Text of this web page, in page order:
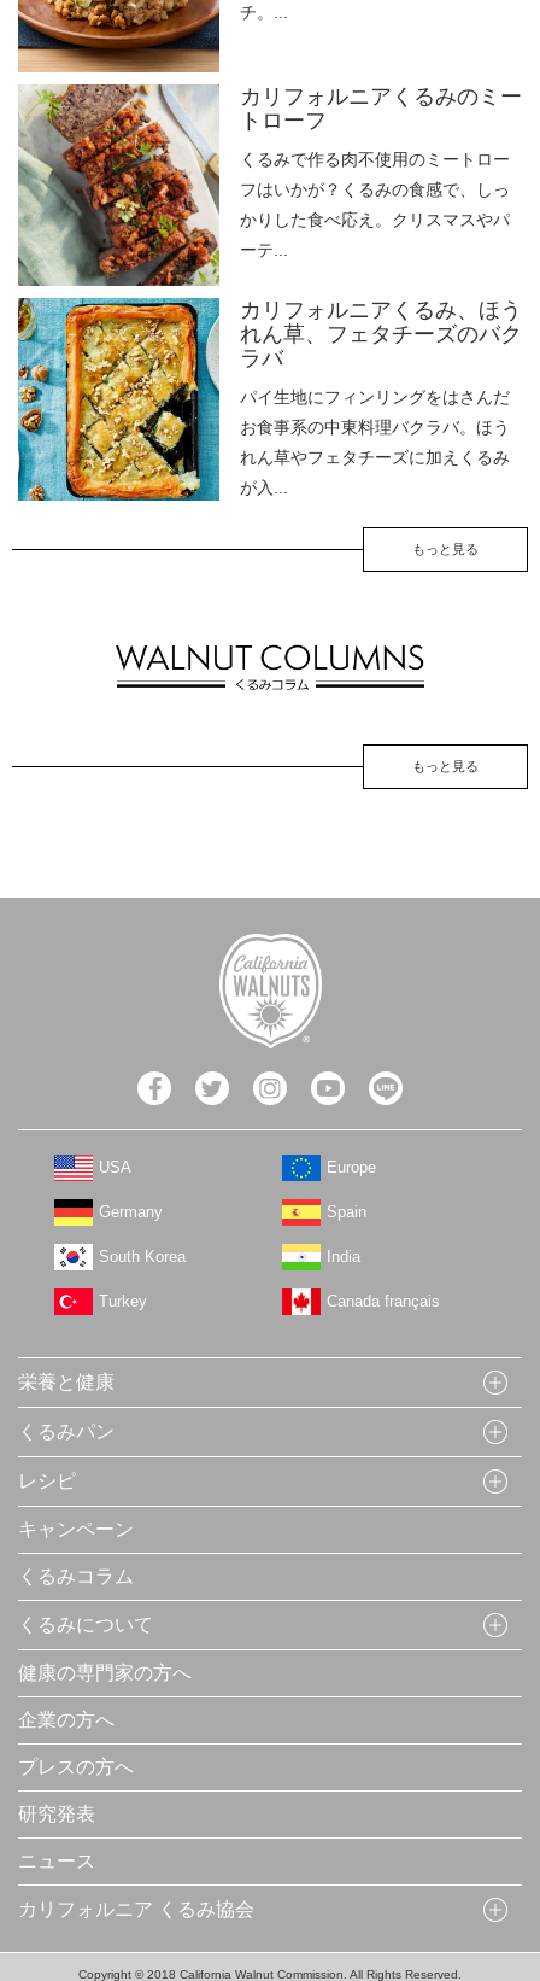
チ。...
カリフォルニアくるみのミー
トローフ
くるみで作る肉不使用のミートロー
フはいかが？くるみの食感で、しっ
かりした食べ応え。クリスマスやパ
ーテ...
カリフォルニアくるみ、ほう
れん草、フェタチーズのバク
ラバ
パイ生地にフィンリングをはさんだ
お食事系の中東料理バクラバ。ほう
れん草やフェタチーズに加えくるみ
が入...
もっと見る
もっと見る
USA Europe
Germany Spain
South Korea India
Turkey Canada français
栄養と健康
くるみパン
レシピ
キャンペーン
くるみコラム
くるみについて
健康の専門家の方へ
企業の方へ
プレスの方へ
研究発表
ニュース
カリフォルニア くるみ協会
Copyright © 2018 California Walnut Commission. All Rights Reserved.